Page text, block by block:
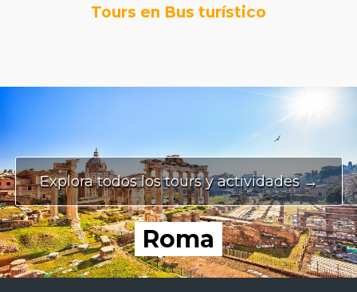
Tours en Bus turístico
Explora todos los tours y actividades →
Roma